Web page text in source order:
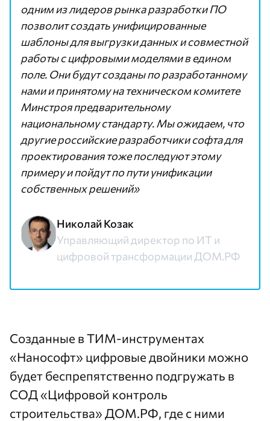
одним из лидеров рынка разработки ПО
позволит создать унифицированные
шаблоны для выгрузки данных и совместной
работы с цифровыми моделями в едином
поле. Они будут созданы по разработанному
нами и принятому на техническом комитете
Минстроя предварительному
национальному стандарту. Мы ожидаем, что
другие российские разработчики софта для
проектирования тоже последуют этому
примеру и пойдут по пути унификации
собственных решений»
Николай Козак
Управляющий директор по ИТ и
цифровой трансформации ДОМ.РФ
Созданные в ТИМ-инструментах
«Нанософт» цифровые двойники можно
будет беспрепятственно подгружать в
СОД «Цифровой контроль
строительства» ДОМ.РФ, где с ними